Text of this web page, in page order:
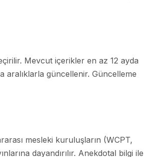
Mevcut içerikler en az 12 ayda
aralıklarla güncellenir. Güncelleme
mesleki kuruluşların (WCPT,
dayandırılır. Anekdotal bilgi ile